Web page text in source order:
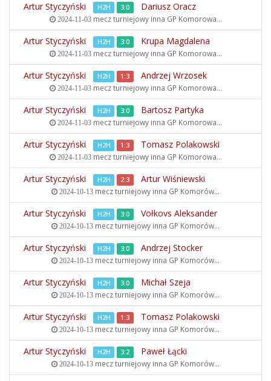
Artur Styczyński H2H 3:0 Dariusz Oracz
2024-11-03mecz turniejowy inna GP Komorowa...
Artur Styczyński H2H 3:0 Krupa Magdalena
2024-11-03mecz turniejowy inna GP Komorowa...
Artur Styczyński H2H 1:3 Andrzej Wrzosek
2024-11-03mecz turniejowy inna GP Komorowa...
Artur Styczyński H2H 3:0 Bartosz Partyka
2024-11-03mecz turniejowy inna GP Komorowa...
Artur Styczyński H2H 1:3 Tomasz Polakowski
2024-11-03mecz turniejowy inna GP Komorowa...
Artur Styczyński H2H 2:3 Artur Wiśniewski
2024-10-13 mecz turniejowy inna GP Komorów...
Artur Styczyński H2H 3:0 Vołkovs Aleksander
2024-10-13 mecz turniejowy inna GP Komorów...
Artur Styczyński H2H 3:0 Andrzej Stocker
2024-10-13 mecz turniejowy inna GP Komorów...
Artur Styczyński H2H 3:0 Michał Szeja
2024-10-13 mecz turniejowy inna GP Komorów...
Artur Styczyński H2H 1:3 Tomasz Polakowski
2024-10-13 mecz turniejowy inna GP Komorów...
Artur Styczyński H2H 3:2 Paweł Łącki
2024-10-13 mecz turniejowy inna GP Komorów...